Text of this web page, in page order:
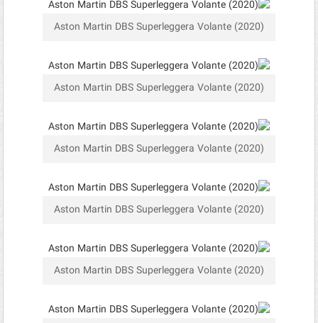
Aston Martin DBS Superleggera Volante (2020)
Aston Martin DBS Superleggera Volante (2020)
Aston Martin DBS Superleggera Volante (2020)
Aston Martin DBS Superleggera Volante (2020)
Aston Martin DBS Superleggera Volante (2020)